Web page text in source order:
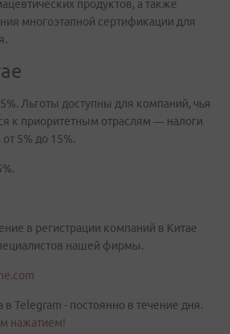
продуктов, а также
многоэтапной сертификации для
Льготы доступны для компаний, чья
к приоритетным отраслям — налоги
5% до 15%.
в регистрации компаний в Китае
нашей фирмы.
Telegram - постоянно в течение дня.
нажатием!